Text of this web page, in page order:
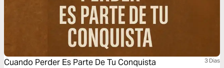
Cuando Perder Es Parte De Tu Conquista 3 Dias